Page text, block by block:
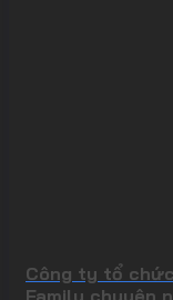
Công ty tổ